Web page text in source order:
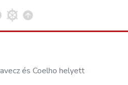
és Coelho helyett